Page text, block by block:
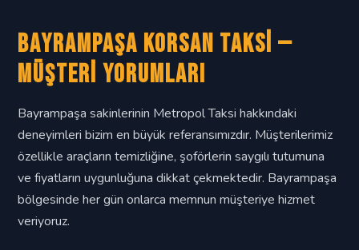
Bayrampaşa Korsan Taksi —
Müşteri Yorumları
Bayrampaşa sakinlerinin Metropol Taksi hakkındaki
deneyimleri bizim en büyük referansımızdır. Müşterilerimiz
özellikle araçların temizliğine, şoförlerin saygılı tutumuna
ve fiyatların uygunluğuna dikkat çekmektedir. Bayrampaşa
bölgesinde her gün onlarca memnun müşteriye hizmet
veriyoruz.